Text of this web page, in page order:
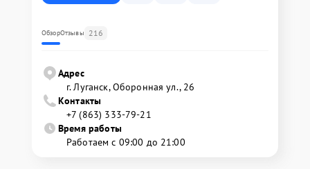
ОбзорОтзывы 216
Адрес
г. Луганск, Оборонная ул., 26
Контакты
+7 (863) 333-79-21
Время работы
Работаем с 09:00 до 21:00